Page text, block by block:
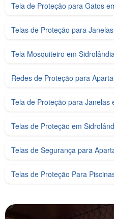
Tela de Proteção para Gatos
Telas de Proteção para
Tela Mosquiteiro em
Redes de Proteção para
Tela de Proteção para Janelas
Telas de Proteção em
Telas de Segurança para
Telas de Proteção Para